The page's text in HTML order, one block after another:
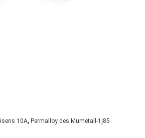
10A, Permalloy des Mumetall-1j85